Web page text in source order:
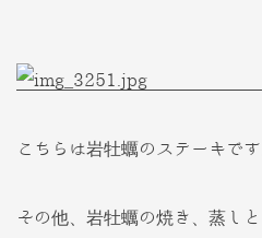
こちらは岩牡蠣のステーキです
その他、岩牡蠣の焼き、蒸し